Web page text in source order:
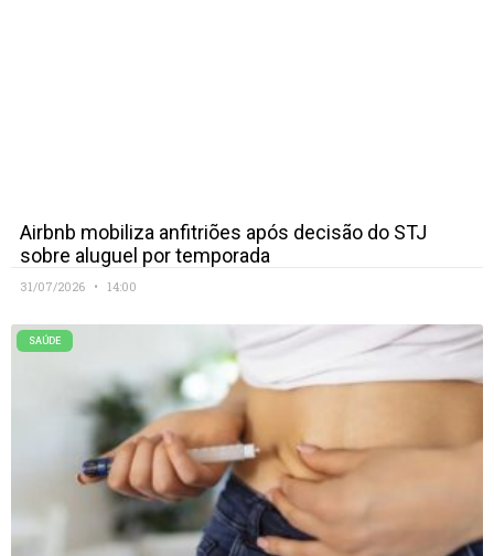
Airbnb mobiliza anfitriões após decisão do STJ
sobre aluguel por temporada
31/07/2026 14:00
SAÚDE